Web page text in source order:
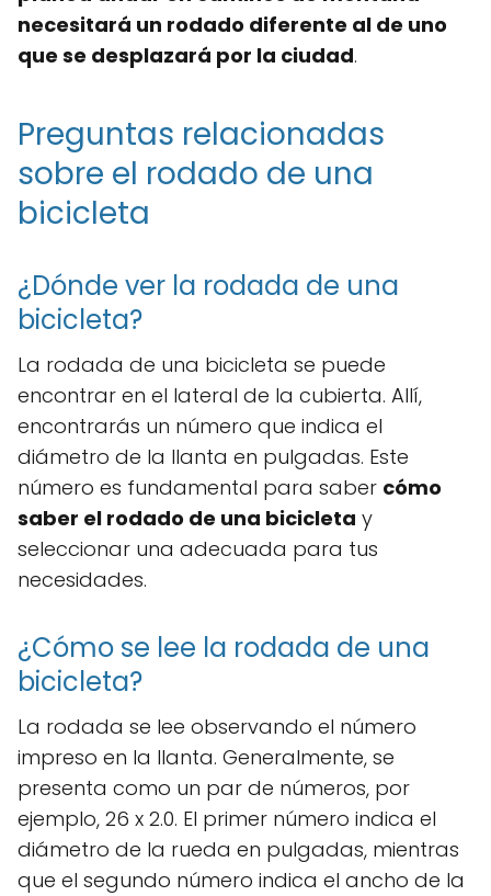
necesitará un rodado diferente al de uno
que se desplazará por la ciudad.
Preguntas relacionadas
sobre el rodado de una
bicicleta
¿Dónde ver la rodada de una
bicicleta?
La rodada de una bicicleta se puede
encontrar en el lateral de la cubierta. Allí,
encontrarás un número que indica el
diámetro de la llanta en pulgadas. Este
número es fundamental para saber cómo
saber el rodado de una bicicleta y
seleccionar una adecuada para tus
necesidades.
¿Cómo se lee la rodada de una
bicicleta?
La rodada se lee observando el número
impreso en la llanta. Generalmente, se
presenta como un par de números, por
ejemplo, 26 x 2.0. El primer número indica el
diámetro de la rueda en pulgadas, mientras
que el segundo número indica el ancho de la